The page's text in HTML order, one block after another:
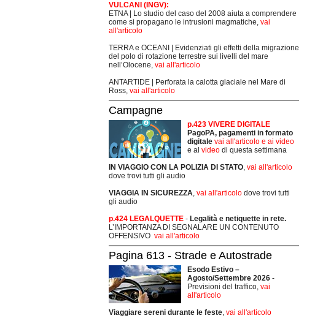
VULCANI (INGV):
ETNA | Lo studio del caso del 2008 aiuta a comprendere
come si propagano le intrusioni magmatiche, vai
all'articolo
TERRA e OCEANI | Evidenziati gli effetti della migrazione
del polo di rotazione terrestre sui livelli del mare
nell’Olocene, vai all'articolo
ANTARTIDE | Perforata la calotta glaciale nel Mare di
Ross, vai all'articolo
Campagne
p.423 VIVERE DIGITALE
PagoPA, pagamenti in formato
digitale vai all'articolo e ai video
e al video di questa settimana
IN VIAGGIO CON LA POLIZIA DI STATO, vai all'articolo
dove trovi tutti gli audio
VIAGGIA IN SICUREZZA, vai all'articolo dove trovi tutti
gli audio
p.424 LEGALQUETTE - Legalità e netiquette in rete.
L’IMPORTANZA DI SEGNALARE UN CONTENUTO
OFFENSIVO vai all'articolo
Pagina 613 - Strade e Autostrade
Esodo Estivo –
Agosto/Settembre 2026 -
Previsioni del traffico, vai
all'articolo
Viaggiare sereni durante le feste, vai all'articolo